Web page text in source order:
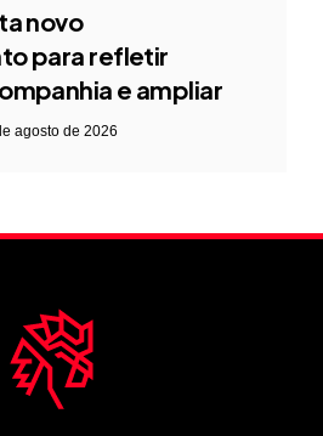
novo
para refletir
e ampliar
agosto de 2026